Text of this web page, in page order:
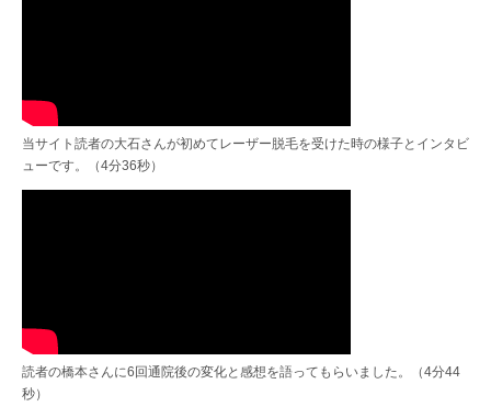
当サイト読者の大石さんが初めてレーザー脱毛を受けた時の様子とインタビ
ューです。（4分36秒）
読者の橋本さんに6回通院後の変化と感想を語ってもらいました。（4分44
秒）